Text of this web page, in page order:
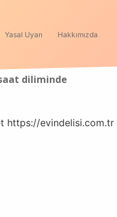
Yasal Uyarı Hakkımızda
diliminde
https://evindelisi.com.tr